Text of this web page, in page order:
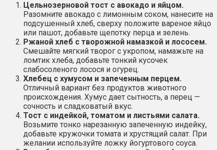
Цельнозерновой тост с авокадо и яйцом.
Разомните авокадо с лимонным соком, нанесите на
подсушенный хлеб, сверху положите вареное яйцо
или пашот, добавьте щепотку перца и зелень.
Ржаной хлеб с творожной намазкой и лососем.
Смешайте мягкий творог с укропом, намажьте на
ломтик хлеба, добавьте тонкий кусочек
слабосоленого лосося и огурец.
Хлебец с хумусом и запеченным перцем.
Отличный вариант без продуктов животного
происхождения. Хумус дает сытность, а перец —
сочность и сладковатый вкус.
Тост с индейкой, томатом и листьями салата.
Возьмите тонко нарезанную запеченную индейку,
добавьте кружочки томата и хрустящий салат. При
желании используйте ложку йогуртового соуса.